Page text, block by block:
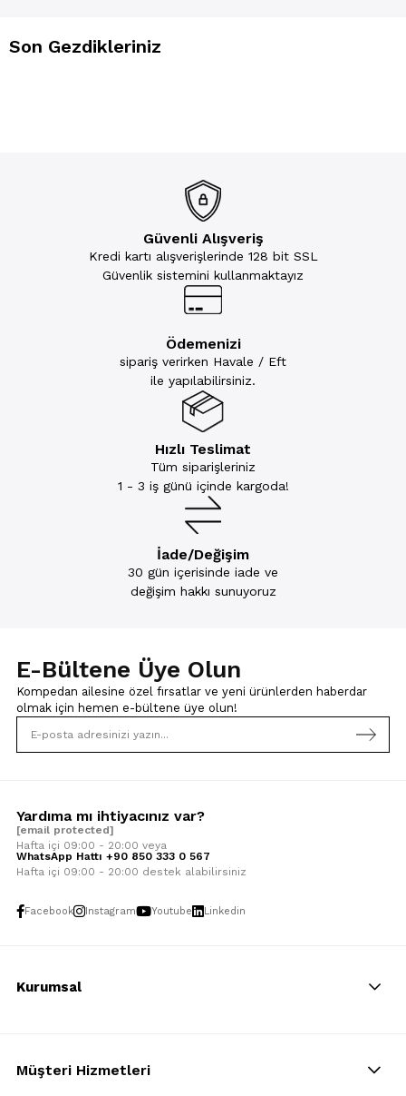
Son Gezdikleriniz
Güvenli Alışveriş
Kredi kartı alışverişlerinde 128 bit SSL
Güvenlik sistemini kullanmaktayız
Ödemenizi
sipariş verirken Havale / Eft
ile yapılabilirsiniz.
Hızlı Teslimat
Tüm siparişleriniz
1 - 3 iş günü içinde kargoda!
İade/Değişim
30 gün içerisinde iade ve
değişim hakkı sunuyoruz
E-Bültene Üye Olun
Kompedan ailesine özel fırsatlar ve yeni ürünlerden haberdar
olmak için hemen e-bültene üye olun!
Yardıma mı ihtiyacınız var?
[email protected]
Hafta içi 09:00 - 20:00 veya
WhatsApp Hattı +90 850 333 0 567
Hafta içi 09:00 - 20:00 destek alabilirsiniz
Facebook Instagram Youtube Linkedin
Kurumsal
Müşteri Hizmetleri